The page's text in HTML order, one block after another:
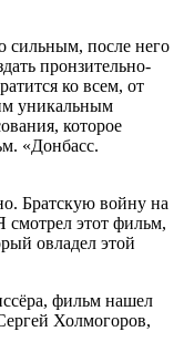
сильным, после него
пронзительно-
ко всем, от
уникальным
которое
«Донбасс.
Братскую войну на
смотрел этот фильм,
овладел этой
фильм нашел
Холмогоров,